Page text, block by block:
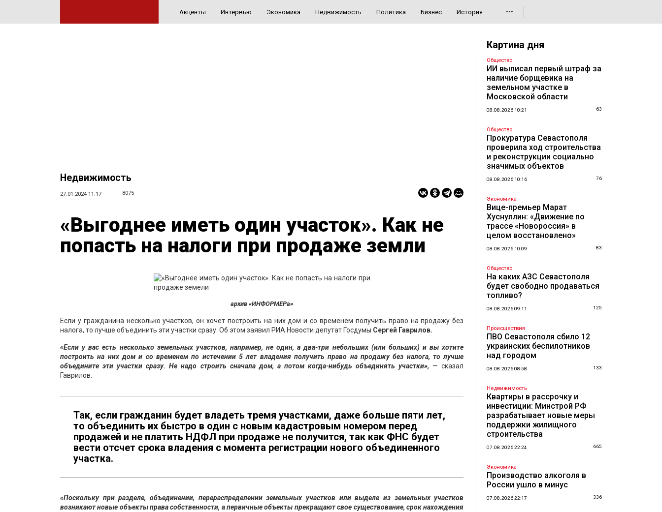
Акценты Интервью Экономика Недвижимость Политика Бизнес История •••
Недвижимость
27.01.2024 11:17 8075
«Выгоднее иметь один участок». Как не
попасть на налоги при продаже земли
архив «ИНФОРМЕРа»
Если у гражданина несколько участков, он хочет построить на них дом и со временем получить право на продажу без
налога, то лучше объединить эти участки сразу. Об этом заявил РИА Новости депутат Госдумы Сергей Гаврилов.
«Если у вас есть несколько земельных участков, например, не один, а два-три небольших (или больших) и вы хотите
построить на них дом и со временем по истечении 5 лет владения получить право на продажу без налога, то лучше
объедините эти участки сразу. Не надо строить сначала дом, а потом когда-нибудь объединять участки», — сказал
Гаврилов.
Так, если гражданин будет владеть тремя участками, даже больше пяти лет,
то объединить их быстро в один с новым кадастровым номером перед
продажей и не платить НДФЛ при продаже не получится, так как ФНС будет
вести отсчет срока владения с момента регистрации нового объединенного
участка.
«Поскольку при разделе, объединении, перераспределении земельных участков или выделе из земельных участков
возникают новые объекты права собственности, а первичные объекты прекращают свое существование, срок нахождения
Картина дня
Общество
ИИ выписал первый штраф за
наличие борщевика на
земельном участке в
Московской области
08.08.2026 10:21 63
Общество
Прокуратура Севастополя
проверила ход строительства
и реконструкции социально
значимых объектов
08.08.2026 10:16 76
Экономика
Вице-премьер Марат
Хуснуллин: «Движение по
трассе «Новороссия» в
целом восстановлено»
08.08.2026 10:09 83
Общество
На каких АЗС Севастополя
будет свободно продаваться
топливо?
08.08.2026 09:11 125
Происшествия
ПВО Севастополя сбило 12
украинских беспилотников
над городом
08.08.2026 08:58 133
Недвижимость
Квартиры в рассрочку и
инвестиции: Минстрой РФ
разрабатывает новые меры
поддержки жилищного
строительства
07.08.2026 22:24 665
Экономика
Производство алкоголя в
России ушло в минус
07.08.2026 22:17 336